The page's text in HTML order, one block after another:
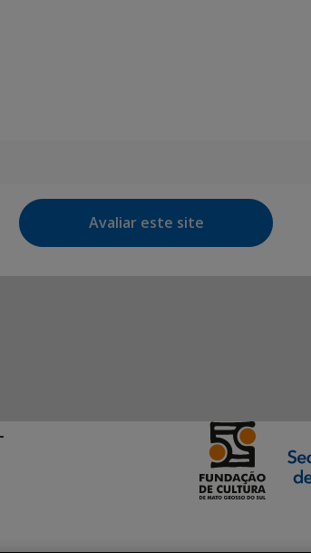
Avaliar este site